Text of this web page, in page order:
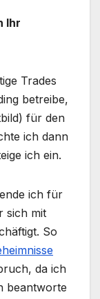
Ihr
Trades
betreibe,
für den
ich dann
ich ein.
ich für
sich mit
So
da ich
beantworte